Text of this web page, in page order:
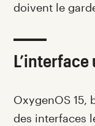
doivent le
OxygenOS 15,
des interfaces